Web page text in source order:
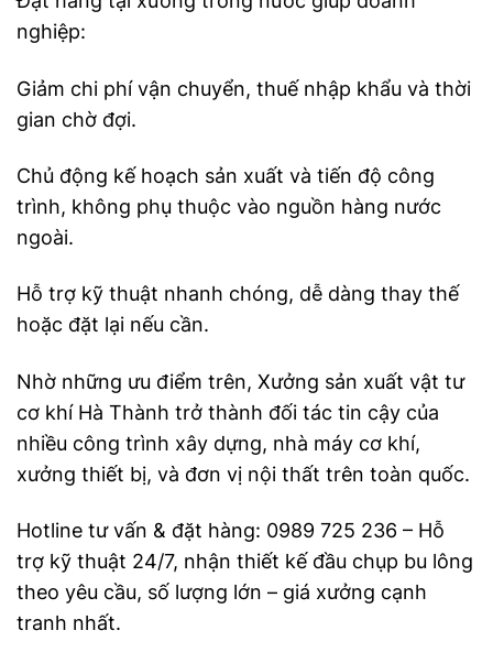
nghiệp:
Giảm chi phí vận chuyển, thuế nhập khẩu và thời
gian chờ đợi.
Chủ động kế hoạch sản xuất và tiến độ công
trình, không phụ thuộc vào nguồn hàng nước
ngoài.
Hỗ trợ kỹ thuật nhanh chóng, dễ dàng thay thế
hoặc đặt lại nếu cần.
Nhờ những ưu điểm trên, Xưởng sản xuất vật tư
cơ khí Hà Thành trở thành đối tác tin cậy của
nhiều công trình xây dựng, nhà máy cơ khí,
xưởng thiết bị, và đơn vị nội thất trên toàn quốc.
Hotline tư vấn & đặt hàng: 0989 725 236 – Hỗ
trợ kỹ thuật 24/7, nhận thiết kế đầu chụp bu lông
theo yêu cầu, số lượng lớn – giá xưởng cạnh
tranh nhất.